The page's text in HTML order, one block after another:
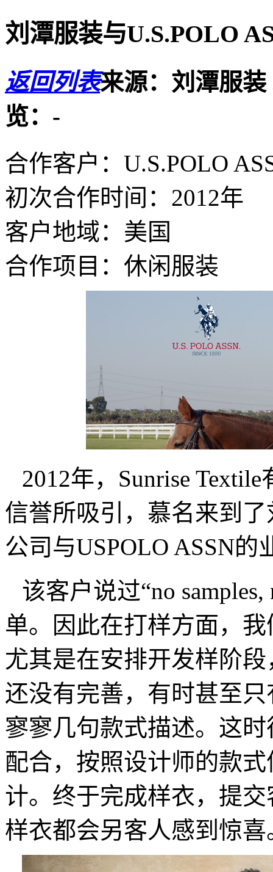
刘潭服装与U.S.POLO
返回列表来源：刘潭服装
览： -
合作客户：U.S.POLO
初次合作时间：2012年
客户地域：美国
合作项目：休闲服装
2012年， Sunrise Textile
信誉所吸引，慕名来到了
公司与USPOLO ASSN的
该客户说过“no samples,
单。因此在打样方面，
尤其是在安排开发样阶
还没有完善，有时甚至
寥寥几句款式描述。这
配合，按照设计师的款
计。终于完成样衣，提
样衣都会另客人感到惊喜